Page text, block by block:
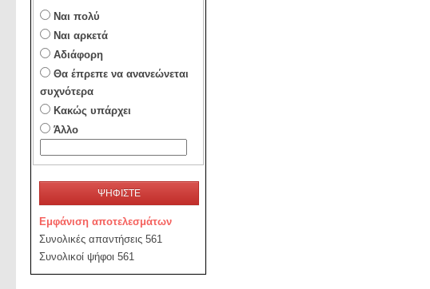
Ναι πολύ
Ναι αρκετά
Αδιάφορη
Θα έπρεπε να ανανεώνεται
συχνότερα
Κακώς υπάρχει
Άλλο
ΨΗΦΙΣΤΕ
Εμφάνιση αποτελεσμάτων
Συνολικές απαντήσεις 561
Συνολικοί ψήφοι 561